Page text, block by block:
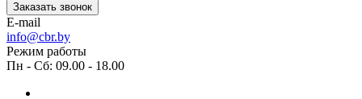
Заказать звонок
E-mail
info@cbr.by
Режим работы
Пн - Сб: 09.00 - 18.00